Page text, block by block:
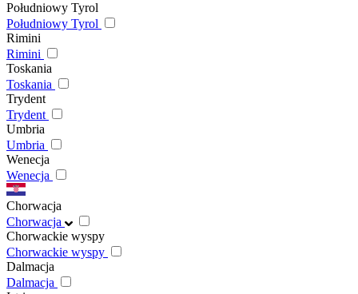
Południowy Tyrol
Południowy Tyrol
Rimini
Rimini
Toskania
Toskania
Trydent
Trydent
Umbria
Umbria
Wenecja
Wenecja
Chorwacja
Chorwacja
Chorwackie wyspy
Chorwackie wyspy
Dalmacja
Dalmacja